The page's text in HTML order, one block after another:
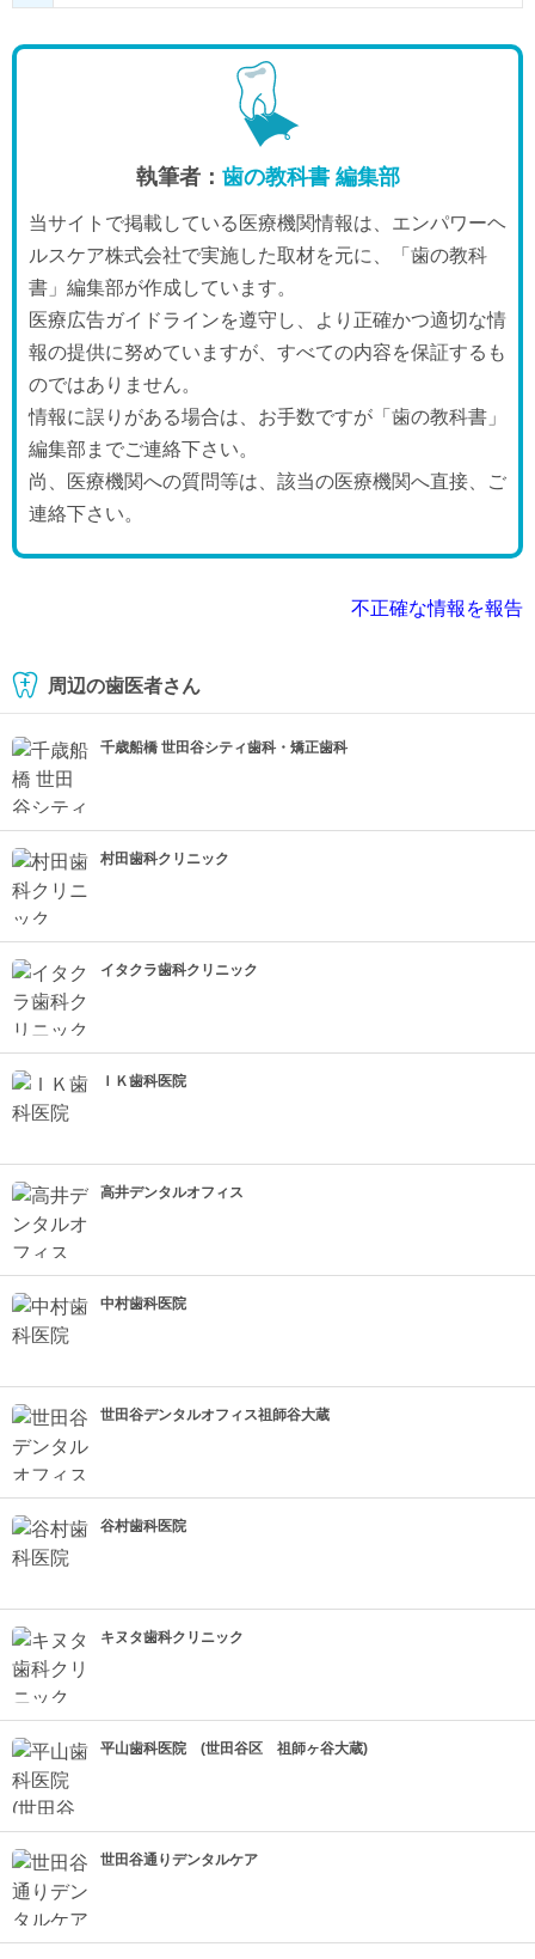
執筆者： 歯の教科書 編集部
当サイトで掲載している医療機関情報は、エンパワーヘ
ルスケア株式会社で実施した取材を元に、「歯の教科
書」編集部が作成しています。
医療広告ガイドラインを遵守し、より正確かつ適切な情
報の提供に努めていますが、すべての内容を保証するも
のではありません。
情報に誤りがある場合は、お手数ですが「歯の教科書」
編集部までご連絡下さい。
尚、医療機関への質問等は、該当の医療機関へ直接、ご
連絡下さい。
不正確な情報を報告
周辺の歯医者さん
千歳船橋 世田谷シティ歯科・矯正歯科
村田歯科クリニック
イタクラ歯科クリニック
ＩＫ歯科医院
高井デンタルオフィス
中村歯科医院
世田谷デンタルオフィス祖師谷大蔵
谷村歯科医院
キヌタ歯科クリニック
平山歯科医院 (世田谷区 祖師ヶ谷大蔵)
世田谷通りデンタルケア